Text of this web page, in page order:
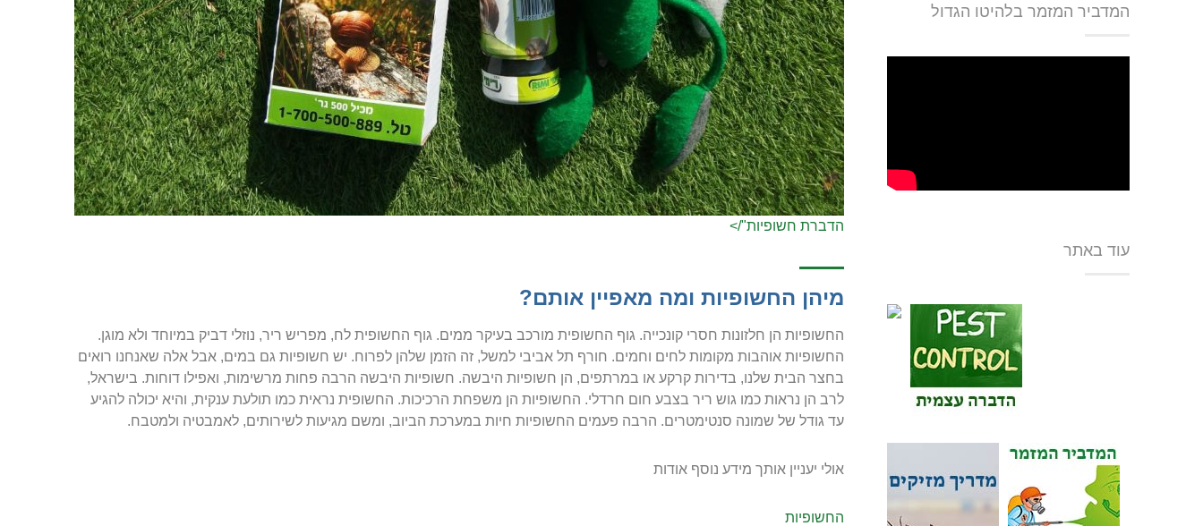
הדברת חשופיות"/>
מיהן החשופיות ומה מאפיין אותם?
החשופיות הן חלזונות חסרי קונכייה. גוף החשופית מורכב בעיקר ממים. גוף החשופית לח, מפריש ריר, נוזלי דביק במיוחד ולא מוגן.
החשופיות אוהבות מקומות לחים וחמים. חורף תל אביבי למשל, זה הזמן שלהן לפרוח. יש חשופיות גם במים, אבל אלה שאנחנו רואים
בחצר הבית שלנו, בדירות קרקע או במרתפים, הן חשופיות היבשה. חשופיות היבשה הרבה פחות מרשימות, ואפילו דוחות. בישראל,
לרב הן נראות כמו גוש ריר בצבע חום חרדלי. החשופיות הן משפחת הרכיכות. החשופית נראית כמו תולעת ענקית, והיא יכולה להגיע
עד גודל של שמונה סנטימטרים. הרבה פעמים החשופיות חיות במערכת הביוב, ומשם מגיעות לשירותים, לאמבטיה ולמטבח.
אולי יעניין אותך מידע נוסף אודות
החשופיות
המדביר המזמר בלהיטו הגדול
עוד באתר